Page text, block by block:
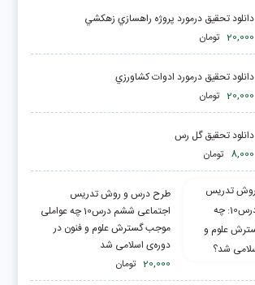
دانلود تحقیق درمورد پروژه راهسازي زهكشي
20,000 تومان
دانلود تحقیق درمورد ادوات كشاورزي
20,000 تومان
دانلود تحقیق گل رس
8,000 تومان
طرح درس و روش تدریس
اجتماعی ششم درس10 چه عواملی
موجب گسترش علوم‌ و فنون در
دوره‌ی اسلامی شد
20,000 تومان